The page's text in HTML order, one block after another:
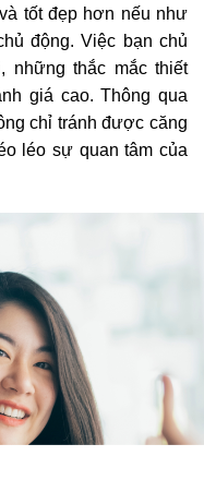
tốt đẹp hơn nếu như
động. Việc bạn chủ
những thắc mắc thiết
giá cao. Thông qua
chỉ tránh được căng
léo sự quan tâm của